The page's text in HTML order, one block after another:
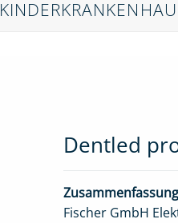
Dentled
Fischer GmbH